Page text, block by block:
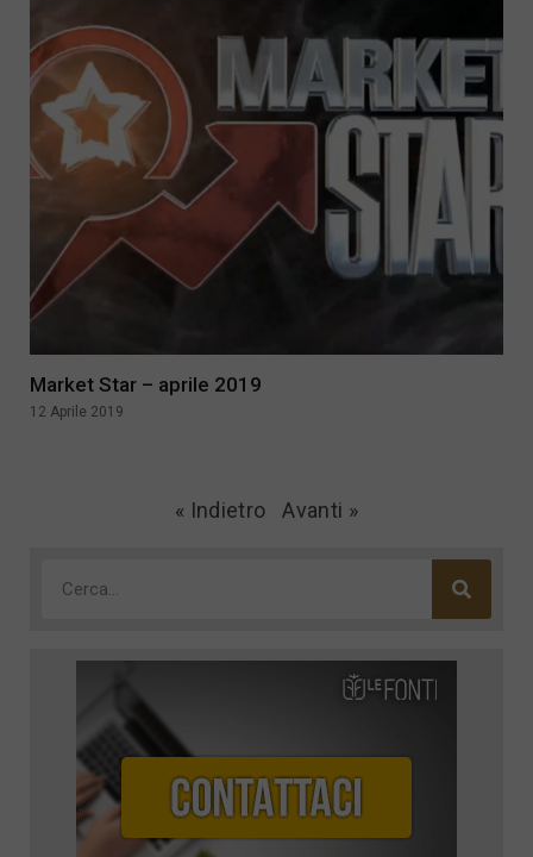
Market Star – aprile 2019
12 Aprile 2019
« Indietro Avanti »